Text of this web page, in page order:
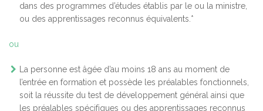
dans des programmes d’études établis par le ou la ministre,
ou des apprentissages reconnus équivalents.*
ou
La personne est âgée d’au moins 18 ans au moment de
l’entrée en formation et possède les préalables fonctionnels,
soit la réussite du test de développement général ainsi que
les préalables spécifiques ou des apprentissages reconnus